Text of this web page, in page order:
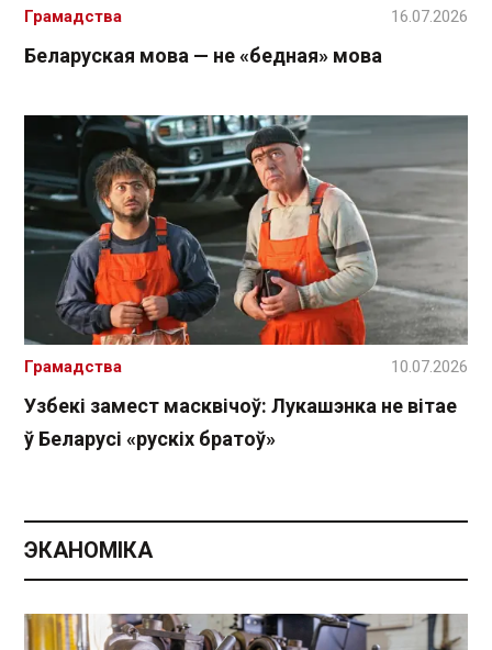
Беларуская мова — не «бедная» мова
Грамадства 16.07.2026
Узбекі замест масквічоў: Лукашэнка не вітае
ў Беларусі «рускіх братоў»
Грамадства 10.07.2026
ЭКАНОМІКА